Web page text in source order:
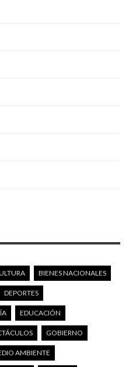
BIENES NACIONALES
DEPORTES
EDUCACIÓN
GOBIERNO
AMBIENTE